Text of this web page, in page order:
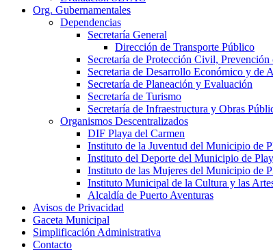
Org. Gubernamentales
Dependencias
Secretaría General
Dirección de Transporte Público
Secretaría de Protección Civil,
Secretaria de Desarrollo Económico y de
Secretaría de Planeación y Evaluación
Secretaría de Turismo
Secretaría de Infraestructura y Obras
Organismos Descentralizados
DIF Playa del Carmen
Instituto de la Juventud del Municipio de
Instituto del Deporte del Municipio de
Instituto de las Mujeres del Municipio de
Instituto Municipal de la Cultura y las
Alcaldía de Puerto Aventuras
Avisos de Privacidad
Gaceta Municipal
Simplificación Administrativa
Contacto